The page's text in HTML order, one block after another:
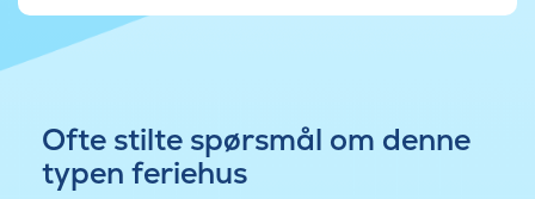
naturlekeplass og en hoppemadrass som kan
brukes av gjestene.
parkering foregår ikke ved de enkelte husene,
men på en felles parkeringsplass i området. Det
er imidlertid mulig å laste av bagasjen på en
Ofte stilte spørsmål om denne
typen feriehus